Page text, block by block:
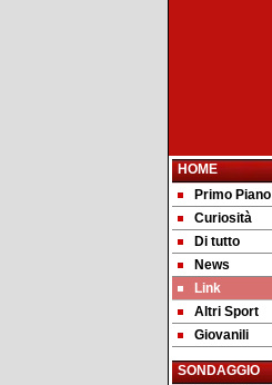
HOME
Primo Piano
Curiosità
Di tutto
News
Link
Altri Sport
Giovanili
SONDAGGIO